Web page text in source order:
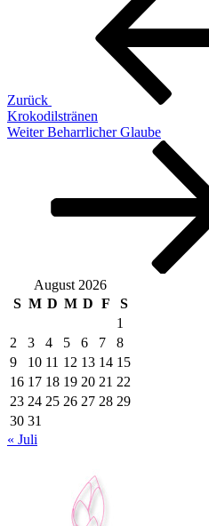
Zurück
Krokodilstränen
Nächster
Weiter Beharrlicher Glaube
August 2026
S M D M D F
S
1
2
3 4 5 6 7
8
9
10 11 12 13 14 15
16 17 18 19 20 21 22
23 24 25 26 27 28 29
30 31
« Juli